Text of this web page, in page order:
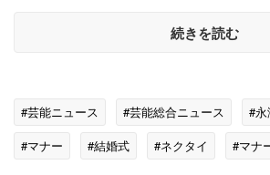
続きを読む
#芸能ニュース #芸能総合ニュース #
#マナー
#結婚式 #ネクタイ #マナ